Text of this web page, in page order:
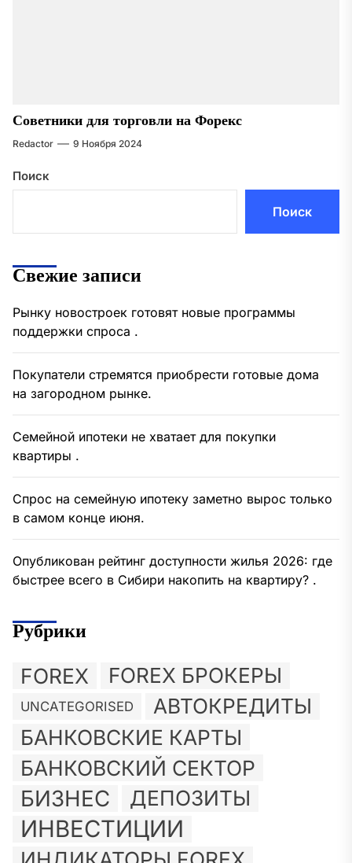
Советники для торговли на Форекс
Redactor 9 Ноября 2024
Поиск
Поиск
Свежие записи
Рынку новостроек готовят новые программы
поддержки спроса .
Покупатели стремятся приобрести готовые дома
на загородном рынке.
Семейной ипотеки не хватает для покупки
квартиры .
Спрос на семейную ипотеку заметно вырос только
в самом конце июня.
Опубликован рейтинг доступности жилья 2026: где
быстрее всего в Сибири накопить на квартиру? .
Рубрики
FOREX FOREX БРОКЕРЫ
UNCATEGORISED АВТОКРЕДИТЫ
БАНКОВСКИЕ КАРТЫ
БАНКОВСКИЙ СЕКТОР
БИЗНЕС ДЕПОЗИТЫ
ИНВЕСТИЦИИ